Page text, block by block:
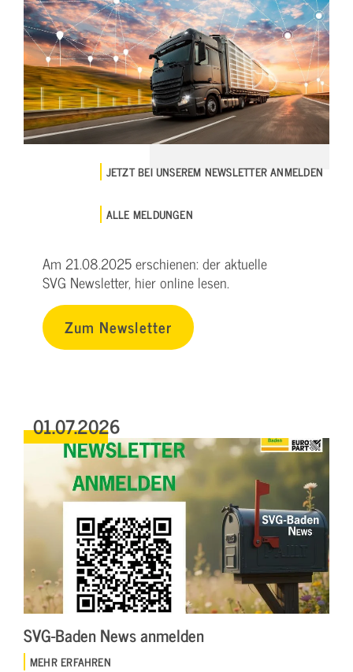
JETZT BEI UNSEREM NEWSLETTER ANMELDEN
ALLE MELDUNGEN
Am 21.08.2025 erschienen: der aktuelle
SVG Newsletter, hier online lesen.
Zum Newsletter
01.07.2026
SVG-Baden News anmelden
MEHR ERFAHREN